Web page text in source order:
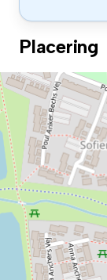
Placering